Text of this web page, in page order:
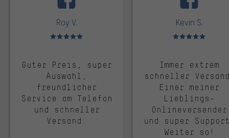
Roy V.
Bewertungen: 5 von 5
Guter Preis, super
Auswahl,
freundlicher
Service am Telefon
und schneller
Versand.
Kevin S.
Bewertungen: 5 von 5
Immer extrem
schneller
Einer meiner
Lieblings-
Onlineversender
und super
Weiter so!